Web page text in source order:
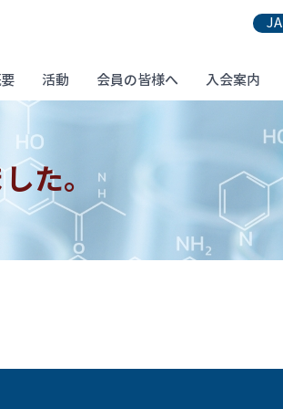
JA
活動 会員の皆様へ 入会案内
た。